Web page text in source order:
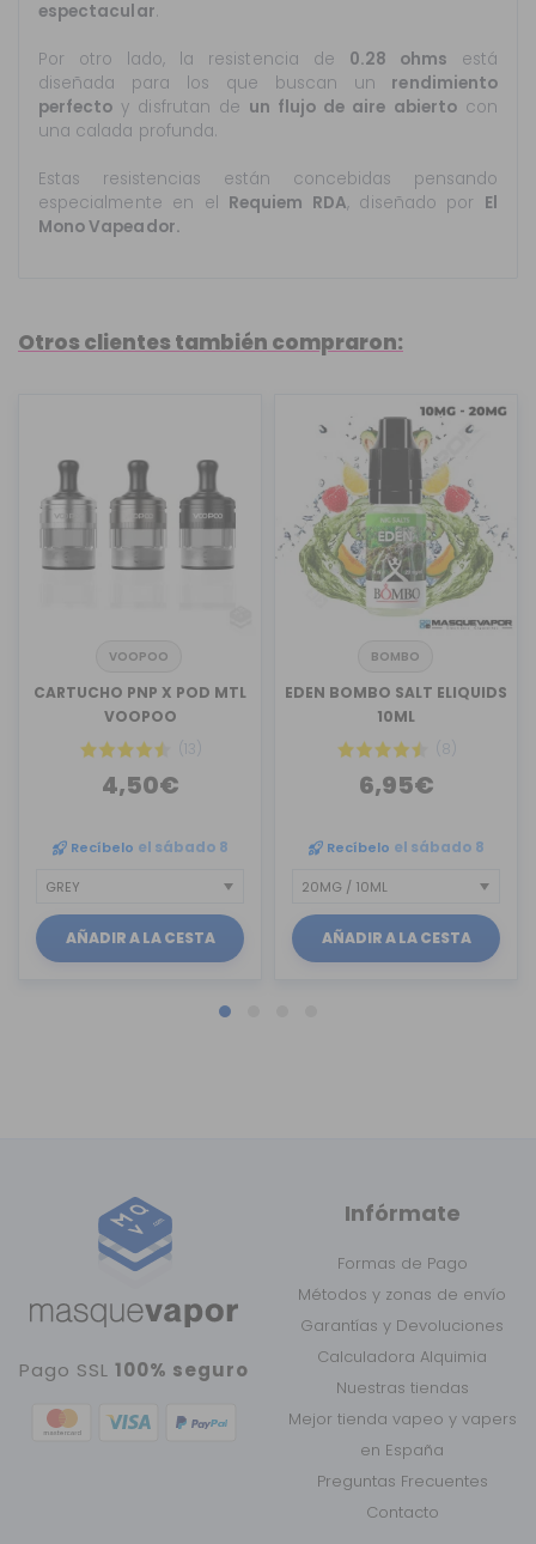
espectacular.
Por otro lado, la resistencia de 0.28 ohms está
diseñada para los que buscan un rendimiento
perfecto y disfrutan de un flujo de aire abiertocon
una calada profunda.
Estas resistencias están concebidas pensando
especialmente en el Requiem RDA, diseñado por El
Mono Vapeador.
Otros clientes también compraron:
VOOPOO
CARTUCHO PNP X POD MTL
VOOPOO
(13)
4,50€
Recíbelo el sábado 8
AÑADIR A LA CESTA
BOMBO
EDEN BOMBO SALT ELIQUIDS
10ML
(8)
6,95€
Recíbelo el sábado 8
AÑADIR A LA CESTA
Pago SSL100% seguro
Infórmate
Formas de Pago
Métodos y zonas de envío
Garantías y Devoluciones
Calculadora Alquimia
Nuestras tiendas
Mejor tienda vapeo y vapers
en España
Preguntas Frecuentes
Contacto